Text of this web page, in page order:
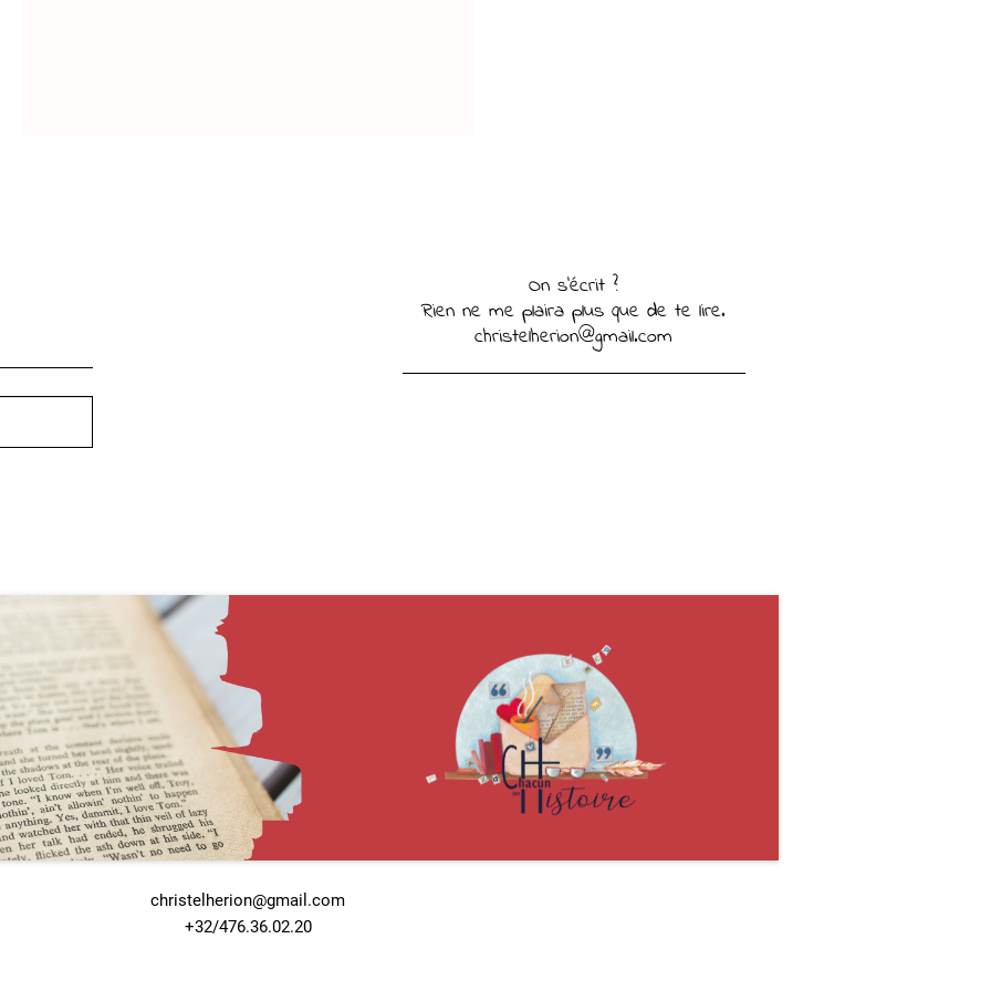
On s'écrit ?
Rien ne me plaira plus que de te lire.
christelherion@gmail.com
christelherion@gmail.com
+32/476.36.02.20